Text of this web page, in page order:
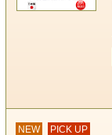
NEW PICK UP